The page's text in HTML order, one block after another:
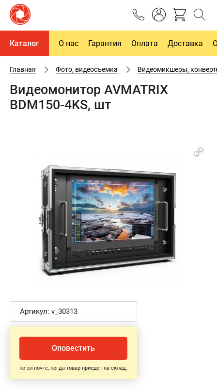
Каталог О нас Гарантия Оплата Доставка
Главная Фото, видеосъемка Видеомикшеры,
Видеомонитор AVMATRIX
BDM150-4KS, шт
Артикул: v_30313
Оповестить
по эл.почте, когда товар приедет на склад.